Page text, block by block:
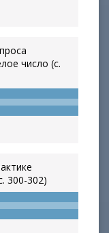
число (с.
300-302)